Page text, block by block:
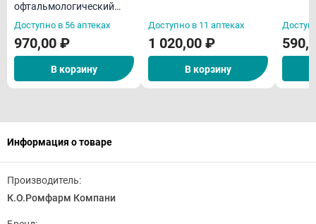
офтальмологический
увлажняющий 10мл
Доступно в 56 аптеках
970,00 ₽
В корзину
Доступно в 11 аптеках
1 020,00 ₽
В корзину
Информация о товаре
Производитель:
К.О.Ромфарм Компани